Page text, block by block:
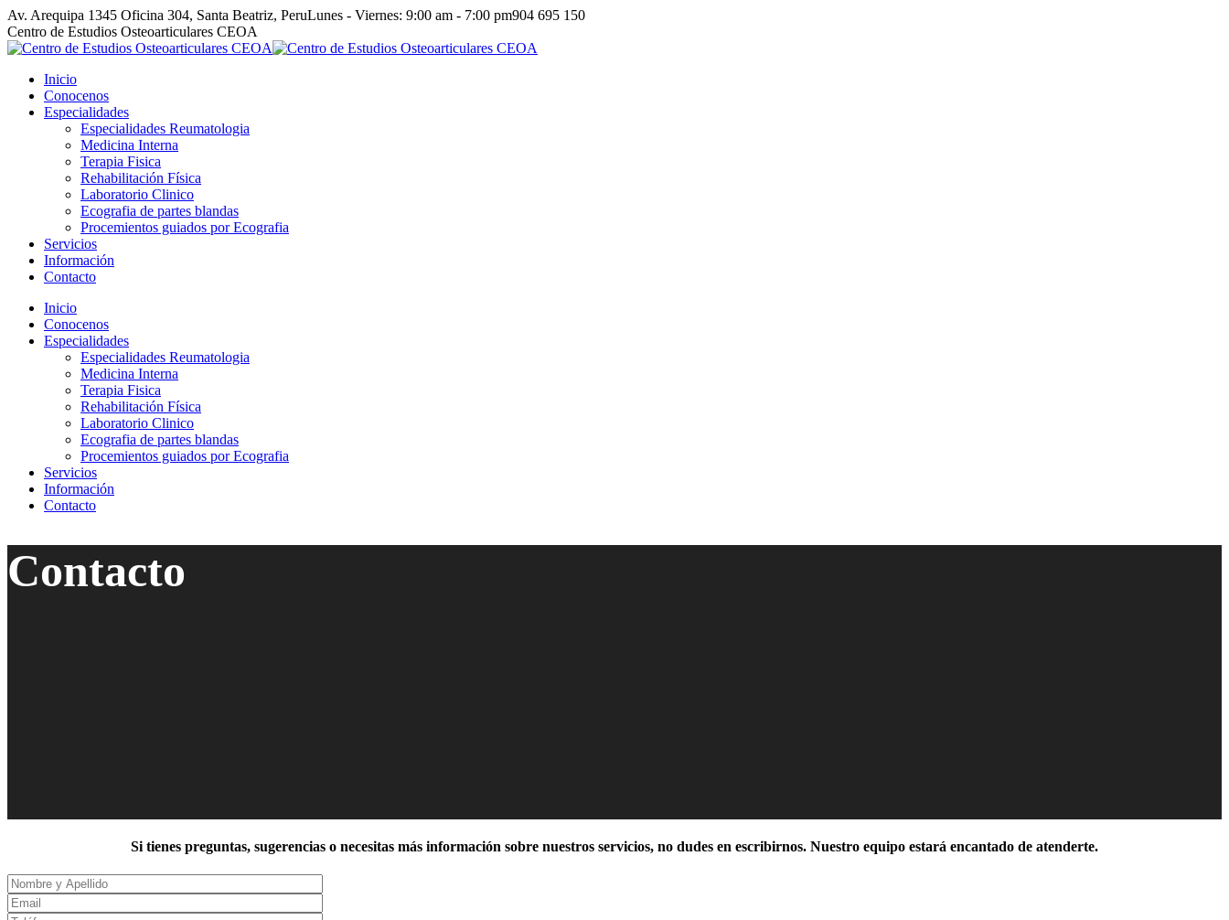
Skip
to
content
Av. Arequipa 1345 Oficina 304, Santa Beatriz, PeruLunes - Viernes: 9:00 am - 7:00 pm904 695 150
Facebook
page
new
window
Linkedin
page
new
window
YouTube
page
new
window
Centro de Estudios Osteoarticulares CEOA
Inicio
Conocenos
Especialidades
Especialidades Reumatologia
Medicina Interna
Terapia Fisica
Rehabilitación Física
Laboratorio Clinico
Ecografia de partes blandas
Procemientos guiados por Ecografia
Servicios
Información
Contacto
Inicio
Conocenos
Especialidades
Especialidades Reumatologia
Medicina Interna
Terapia Fisica
Rehabilitación Física
Laboratorio Clinico
Ecografia de partes blandas
Procemientos guiados por Ecografia
Servicios
Información
Contacto
Contacto
Si tienes preguntas, sugerencias o necesitas más información sobre nuestros servicios, no dudes en escribirnos. Nuestro equipo estará encantado de atenderte.